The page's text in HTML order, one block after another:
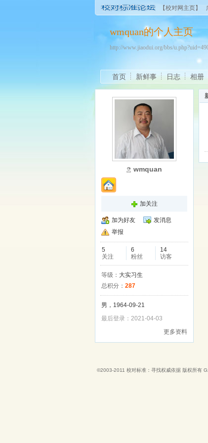
【校对网主页】
wmquan的个人主页
http://www.jiaodui.org/bbs/
首页 新鲜事 日志 相册
wmquan
加关注
加为好友
发消息
举报
5
关注
6
粉丝
14
访客
等级： 大实习生
总积分： 287
男，1964-09-21
最后登录：2021-04-03
更多资料
©2003-2011 校对标准：寻找权威依据 版权所有